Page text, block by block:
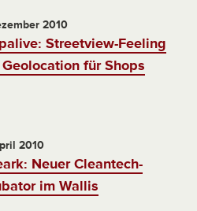
2010
Streetview-Feeling
für Shops
2010
Neuer Cleantech-
im Wallis